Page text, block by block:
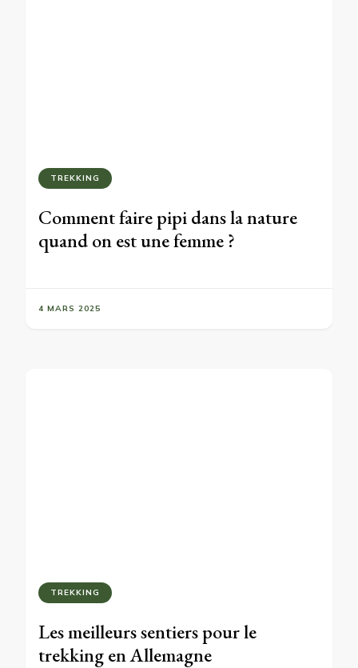
TREKKING
Comment faire pipi dans la nature
quand on est une femme ?
4 MARS 2025
TREKKING
Les meilleurs sentiers pour le
trekking en Allemagne